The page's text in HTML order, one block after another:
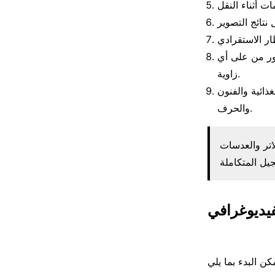
من على أي
زاوية.
والفنون
والحرف.
والعدسات